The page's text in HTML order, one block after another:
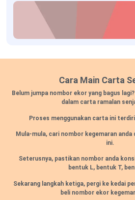
Cara Main Carta
Belum jumpa nombor ekor yang bagus
dalam carta ramalan
Proses menggunakan carta ini
Mula-mula, cari nombor kegemaran
ini.
Seterusnya, pastikan nombor anda
bentuk L, bentuk T,
Sekarang langkah ketiga, pergi ke kedai
beli nombor ekor